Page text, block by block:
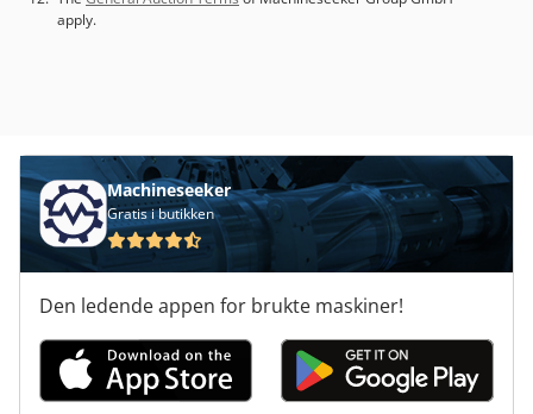
apply.
Machineseeker
Gratis i butikken
Den ledende appen for brukte maskiner!